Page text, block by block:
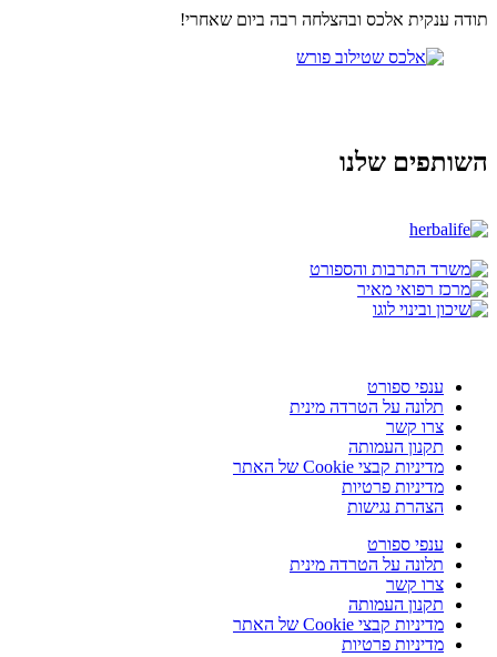
תודה ענקית אלכס ובהצלחה רבה ביום שאחרי!
השותפים שלנו
ענפי ספורט
תלונה על הטרדה מינית
צרו קשר
תקנון העמותה
מדיניות קבצי Cookie של האתר
מדיניות פרטיות
הצהרת נגישות
ענפי ספורט
תלונה על הטרדה מינית
צרו קשר
תקנון העמותה
מדיניות קבצי Cookie של האתר
מדיניות פרטיות